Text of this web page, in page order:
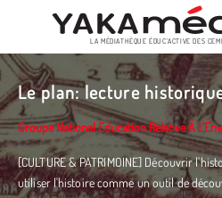
Aller
au
contenu
principal
LA MÉDIATHÈQUE ÉDUC’ACTIVE DES
Le plan: lecture
Groupe National Education Relative À
[CULTURE & PATRIMOINE] Découvrir
utiliser l'histoire comme un outil de